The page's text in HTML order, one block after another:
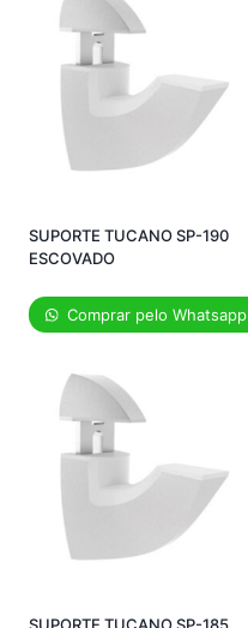
SUPORTE TUCANO SP-190
ESCOVADO
Comprar pelo Whatsapp